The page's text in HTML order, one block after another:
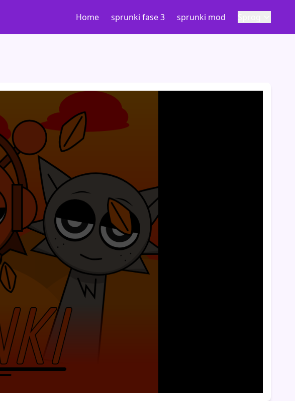
Home sprunki fase 3 sprunki mod